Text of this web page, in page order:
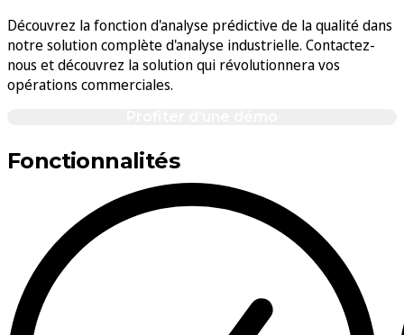
Découvrez la fonction d'analyse prédictive de la qualité dans
notre solution complète d'analyse industrielle. Contactez-
nous et découvrez la solution qui révolutionnera vos
opérations commerciales.
Fonctionnalités